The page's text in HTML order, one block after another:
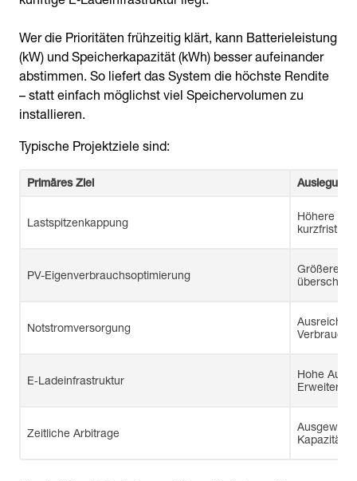
Wer die Prioritäten frühzeitig klärt, kann Batterieleistung
(kW) und Speicherkapazität (kWh) besser aufeinander
abstimmen. So liefert das System die höchste Rendite
– statt einfach möglichst viel Speichervolumen zu
installieren.
Typische Projektziele sind:
Primäres Ziel
Lastspitzenkappung
Höhere
PV-Eigenverbrauchsoptimierung
Größere
Notstromversorgung
E‑Ladeinfrastruktur
Hohe
Zeitliche Arbitrage
Kapazität